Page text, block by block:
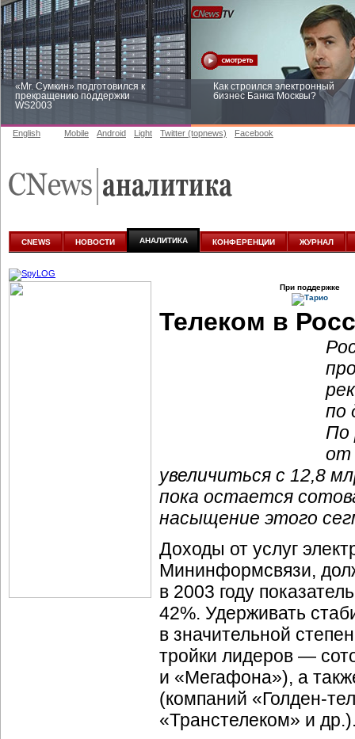
«Mr. Сумкин» подготовился к
прекращению поддержки
WS2003
Как строился электронный
бизнес Банка Москвы?
аналитике
English Mobile Android Light Twitter (topnews) Facebook
CNEWS НОВОСТИ АНАЛИТИКА КОНФЕРЕНЦИИ ЖУРНАЛ
При поддержке
Телеком в
по
По
от
увеличиться с 12,8
пока остается
насыщение этого
Доходы от услуг
Мининформсвязи,
в 2003 году
42%. Удерживать
в значительной
тройки лидеров —
и «Мегафона»), а
(компаний «Голден-
«Транстелеком» и